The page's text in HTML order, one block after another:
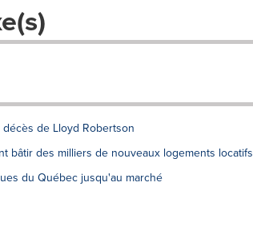
de Lloyd Robertson
bâtir des milliers de nouveaux logements locatifs
du Québec jusqu'au marché